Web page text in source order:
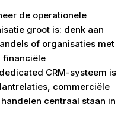
de operationele
groot is: denk aan
of organisaties met
financiële
CRM-systeem is
commerciële
centraal staan in